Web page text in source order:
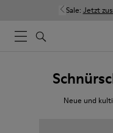
Sale: Jetzt
Neue und